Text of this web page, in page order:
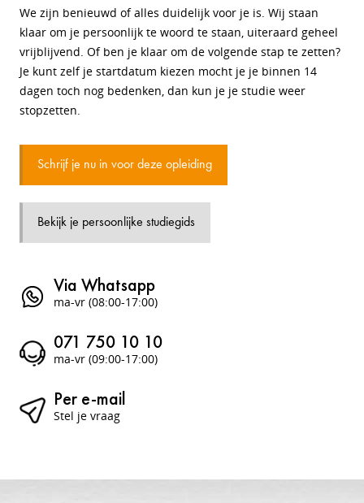
We zijn benieuwd of alles duidelijk voor je is. Wij staan
klaar om je persoonlijk te woord te staan, uiteraard geheel
vrijblijvend. Of ben je klaar om de volgende stap te zetten?
Je kunt zelf je startdatum kiezen mocht je je binnen 14
dagen toch nog bedenken, dan kun je je studie weer
stopzetten.
Schrijf je nu in voor deze opleiding
Bekijk je persoonlijke studiegids
Via Whatsapp
ma-vr (08:00-17:00)
071 750 10 10
ma-vr (09:00-17:00)
Per e-mail
Stel je vraag